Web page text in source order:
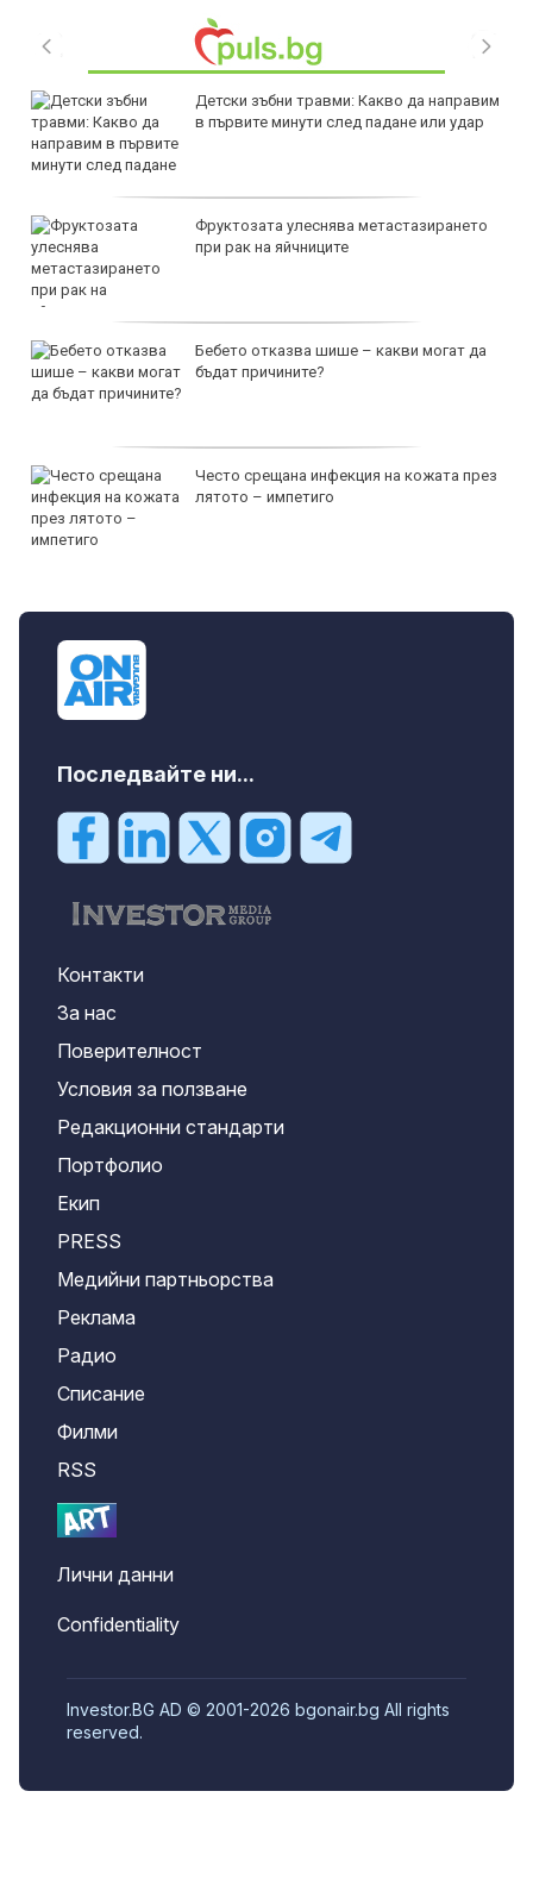
Детски зъбни травми: Какво да направим
в първите минути след падане или удар
Фруктозата улеснява метастазирането
при рак на яйчниците
Бебето отказва шише – какви могат да
бъдат причините?
Често срещана инфекция на кожата през
лятото – импетиго
Последвайте ни...
Контакти
За нас
Поверителност
Условия за ползване
Редакционни стандарти
Портфолио
Екип
PRESS
Медийни партньорства
Реклама
Радио
Списание
Филми
RSS
Лични данни
Confidentiality
Investor.BG AD © 2001-2026 bgonair.bg All rights
reserved.